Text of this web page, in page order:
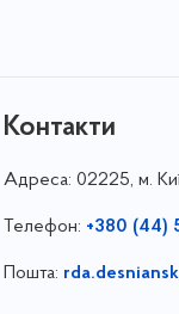
Контакти
Адреса: 02225, м.
Телефон: +380 (44)
Пошта: